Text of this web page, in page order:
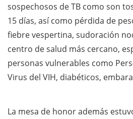
sospechosos de TB como son
15 días, así como pérdida de
fiebre vespertina, sudoración
centro de salud más cercano,
personas vulnerables como
Virus del VIH, diabéticos,
La mesa de honor además